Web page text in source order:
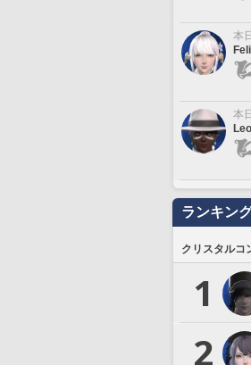
本
本
ランキン
クリスタルコ
1
2